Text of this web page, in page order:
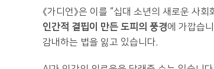
《가디언》은 이를 “십대 소년의 새로운 사
인간적 결핍이 만든 도피의 풍경에 가깝습
감내하는 법을 잃고 있습니다.